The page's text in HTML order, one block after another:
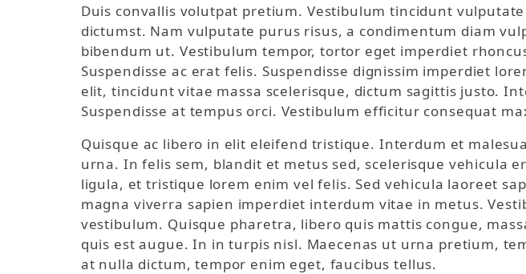
Duis convallis volutpat pretium. Vestibulum tincidunt
dictumst. Nam vulputate purus risus, a condimentum diam
bibendum ut. Vestibulum tempor, tortor eget imperdiet
Suspendisse ac erat felis. Suspendisse dignissim imperdiet
elit, tincidunt vitae massa scelerisque, dictum sagittis justo.
Suspendisse at tempus orci. Vestibulum efficitur consequat
Quisque ac libero in elit eleifend tristique. Interdum et
urna. In felis sem, blandit et metus sed, scelerisque vehicula
ligula, et tristique lorem enim vel felis. Sed vehicula laoreet
magna viverra sapien imperdiet interdum vitae in metus.
vestibulum. Quisque pharetra, libero quis mattis congue,
quis est augue. In in turpis nisl. Maecenas ut urna pretium,
at nulla dictum, tempor enim eget, faucibus tellus.